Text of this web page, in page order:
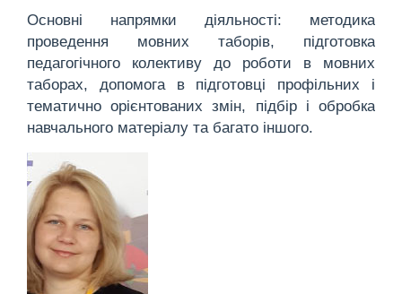
Основні напрямки діяльності: методика
проведення мовних таборів, підготовка
педагогічного колективу до роботи в мовних
таборах, допомога в підготовці профільних і
тематично орієнтованих змін, підбір і обробка
навчального матеріалу та багато іншого.